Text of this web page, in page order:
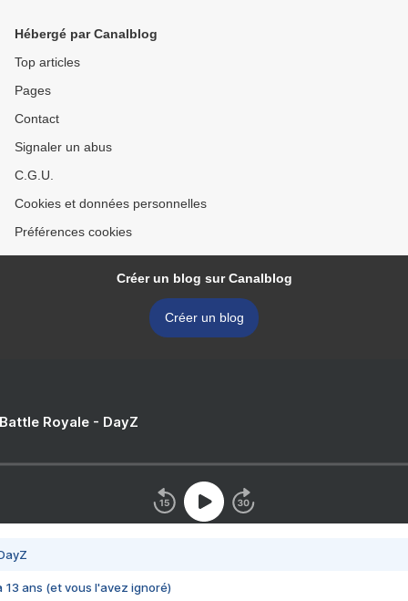
Hébergé par Canalblog
Top articles
Pages
Contact
Signaler un abus
C.G.U.
Cookies et données personnelles
Préférences cookies
Créer un blog sur Canalblog
Créer un blog
Royale - DayZ
13 ans (et vous l'avez ignoré)